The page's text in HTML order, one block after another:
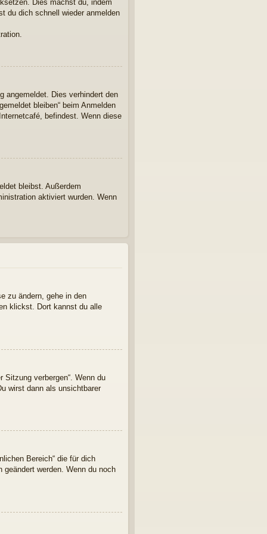
Dies machst du, indem
du dich schnell wieder anmelden
angemeldet. Dies verhindert den
bleiben“ beim Anmelden
befindest. Wenn diese
bleibst. Außerdem
aktiviert wurden. Wenn
zu ändern, gehe in den
klickst. Dort kannst du alle
Sitzung verbergen“. Wenn du
wirst dann als unsichtbarer
Bereich“ die für dich
werden. Wenn du noch